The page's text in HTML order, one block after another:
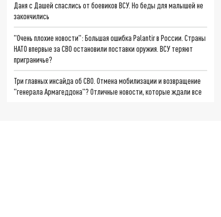
Даня с Дашей спаслись от боевиков ВСУ. Но беды для малышей не
закончились
"Очень плохие новости": Большая ошибка Palantir в России. Страны
НАТО впервые за СВО остановили поставки оружия. ВСУ теряют
приграничье?
Три главных инсайда об СВО. Отмена мобилизации и возвращение
"генерала Армагеддона"? Отличные новости, которые ждали все